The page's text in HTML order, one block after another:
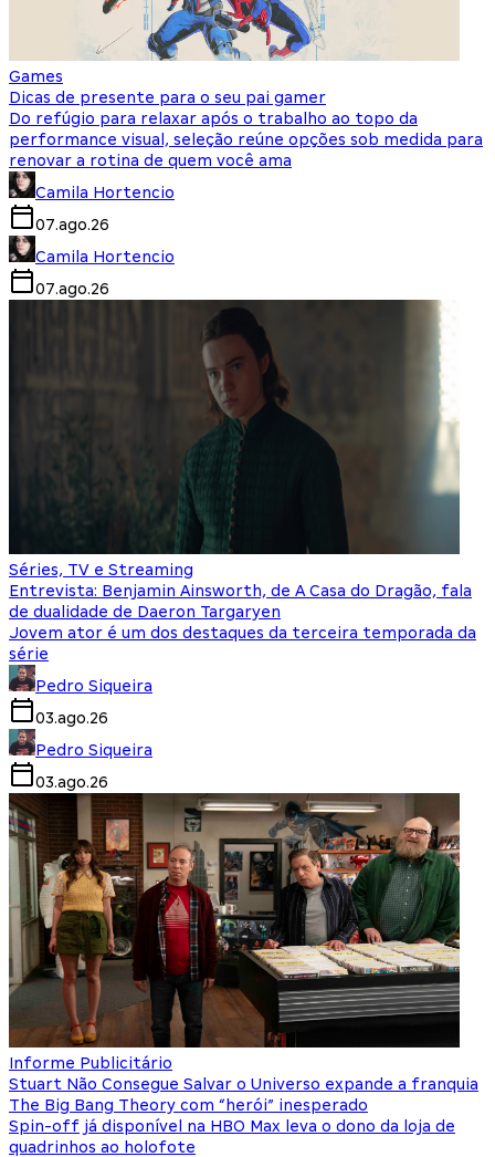
Games
Dicas de presente para o seu pai gamer
Do refúgio para relaxar após o trabalho ao topo da
performance visual, seleção reúne opções sob medida para
renovar a rotina de quem você ama
Camila Hortencio
07.ago.26
Camila Hortencio
07.ago.26
Séries, TV e Streaming
Entrevista: Benjamin Ainsworth, de A Casa do Dragão, fala
de dualidade de Daeron Targaryen
Jovem ator é um dos destaques da terceira temporada da
série
Pedro Siqueira
03.ago.26
Pedro Siqueira
03.ago.26
Informe Publicitário
Stuart Não Consegue Salvar o Universo expande a franquia
The Big Bang Theory com “herói” inesperado
Spin-off já disponível na HBO Max leva o dono da loja de
quadrinhos ao holofote